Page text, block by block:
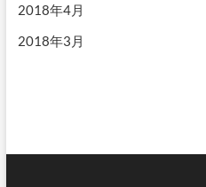
2018年4月
2018年3月